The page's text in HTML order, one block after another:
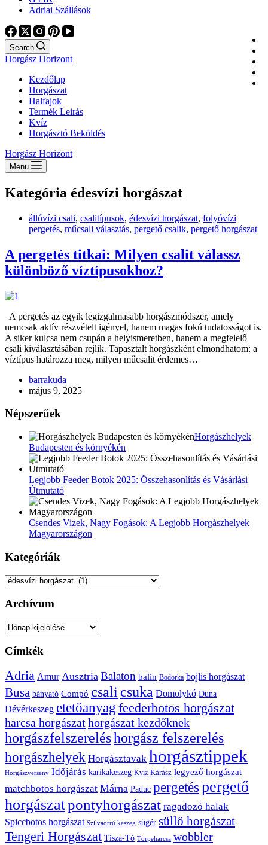
Adriai Szállások
Search
Horgász Horizont
Kezdőlap
Horgászat
Halfajok
Termék Leirás
Kvíz
Horgásztó Beküldés
Horgász Horizont
Menu
Kategória édesvízi horgászat
állóvízi csali, csalitípusok, édesvízi horgászat, folyóvízi
pergetés, műcsali választás, pergető csalik, pergető horgászat
A pergetés titkai: Milyen csalit válassz
különböző víztípusokhoz?
A pergetés az egyik legizgalmasabb horgászmódszer, amely
nemcsak aktív részvételt igényel, hanem magas fokú tudatosságot is.
A siker kulcsa nem csupán a helyismeretben, hanem a megfelelő
csali kiválasztásában rejlik. Tapasztalt horgászként elmondhatom: a
víztípus határozza meg, milyen műcsalit érdemes…
barrakuda
május 9, 2025
Népszerűek
Horgászhelyek
Budapesten és környékén
Legjobb Feeder Botok 2025: Összehasonlítás és Vásárlási
Útmutató
Csendes Vizek, Nagy Fogások: A Legjobb Horgászhelyek
Magyarországon
Kategóriák
Kategóriák
Archívum
Archívum
Címkék
Adria Amur Ausztria Balaton balin Bodorka bojlis horgászat
Busa bányató Compó csalicsuka Domolykó Duna
Dévérkeszeg etetőanyag feederbotos horgászat
harcsa horgászathorgászat kezdőknek
horgászfelszereléshorgász felszerelés
horgászhelyek Horgásztavak horgásztippek
Horgászverseny Időjárás karikakeszeg Kvíz Kárász legyező horgászat
matchbotos horgászat Márna Paduc pergetéspergető
horgászatpontyhorgászat ragadozó halak
Spiccbotos horgászat Szilvaorrú keszeg sügér süllő horgászat
Tengeri Horgászat Tisza-Tó Törpeharcsa wobbler